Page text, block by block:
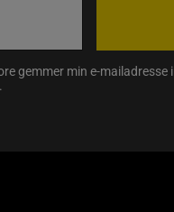
gemmer min e-mailadresse i